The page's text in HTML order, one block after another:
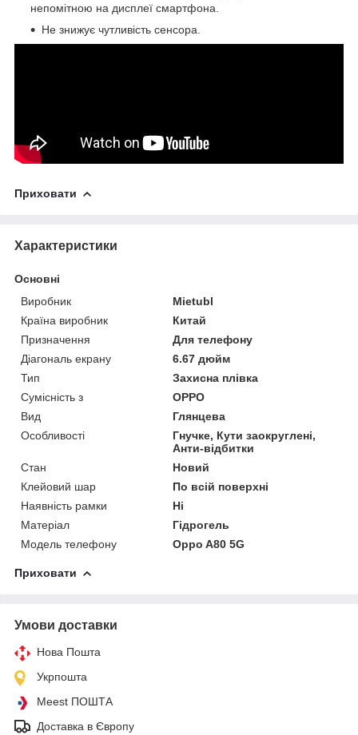
непомітною на дисплеї смартфона.
Не знижує чутливість сенсора.
Приховати
Характеристики
Основні
Виробник
Mietubl
Країна виробник
Китай
Призначення
Для телефону
Діагональ екрану
6.67 дюйм
Тип
Захисна плівка
Сумісність з
OPPO
Вид
Глянцева
Особливості
Гнучке, Кути заокруглені,
Анти-відбитки
Стан
Новий
Клейовий шар
По всій поверхні
Наявність рамки
Ні
Матеріал
Гідрогель
Модель телефону
Oppo A80 5G
Приховати
Умови доставки
Нова Пошта
Укрпошта
Meest ПОШТА
Доставка в Європу